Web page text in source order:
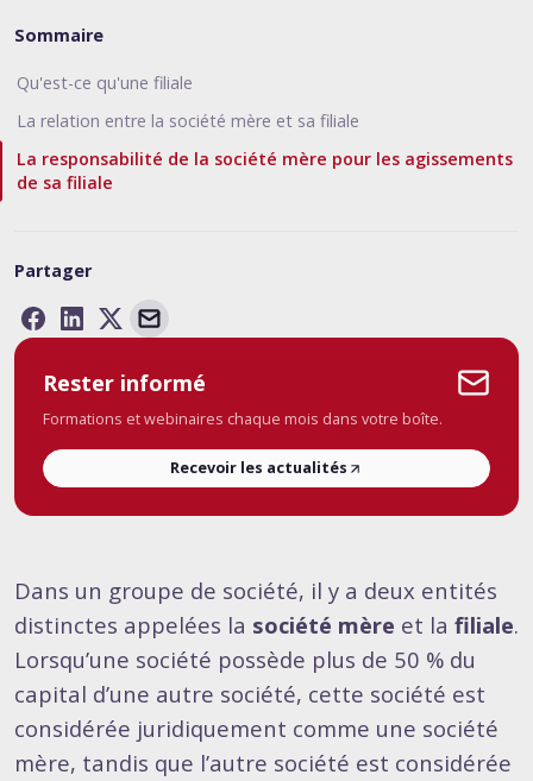
Sommaire
Qu'est-ce qu'une filiale
La relation entre la société mère et sa filiale
La responsabilité de la société mère pour les agissements
de sa filiale
Partager
Rester informé
Formations et webinaires chaque mois dans votre boîte.
Recevoir les actualités
Dans un groupe de société, il y a deux entités
distinctes appelées la société mère et la filiale.
Lorsqu’une société possède plus de 50 % du
capital d’une autre société, cette société est
considérée juridiquement comme une société
mère, tandis que l’autre société est considérée